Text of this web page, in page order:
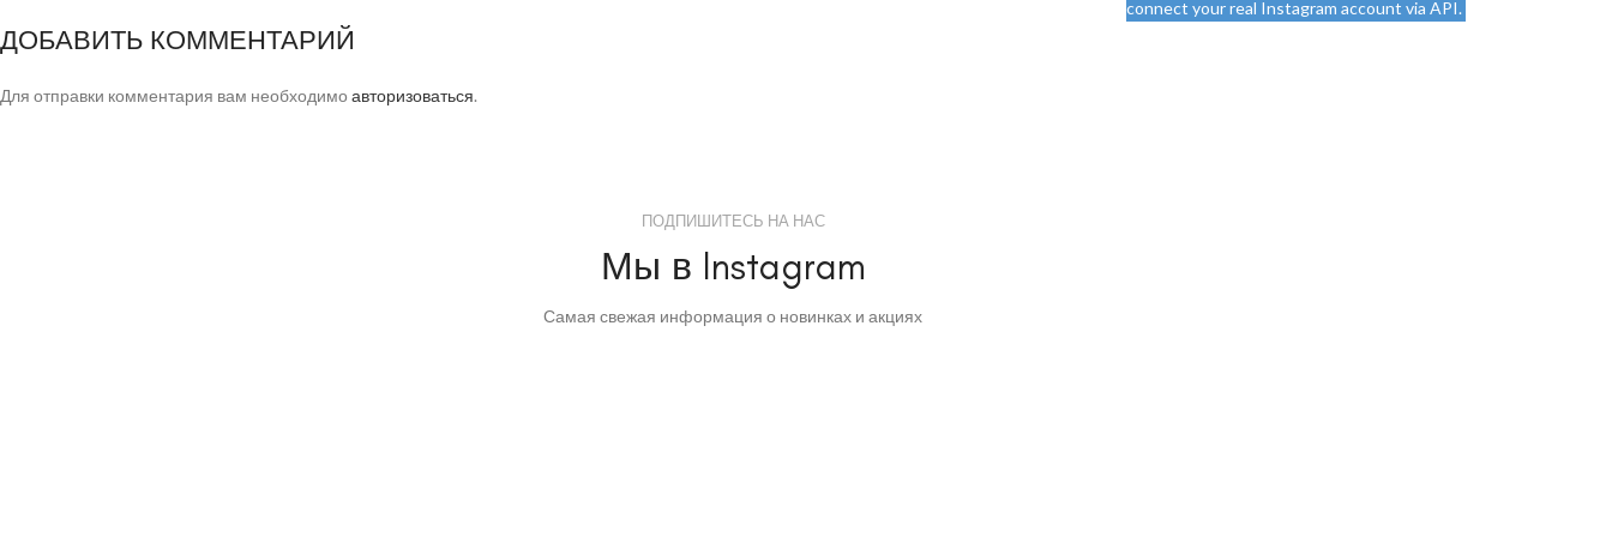
ДОБАВИТЬ КОММЕНТАРИЙ
Для отправки комментария вам необходимо авторизоваться.
connect your real Instagram account via API.
ПОДПИШИТЕСЬ НА НАС
Мы в Instagram
Самая свежая информация о новинках и акциях